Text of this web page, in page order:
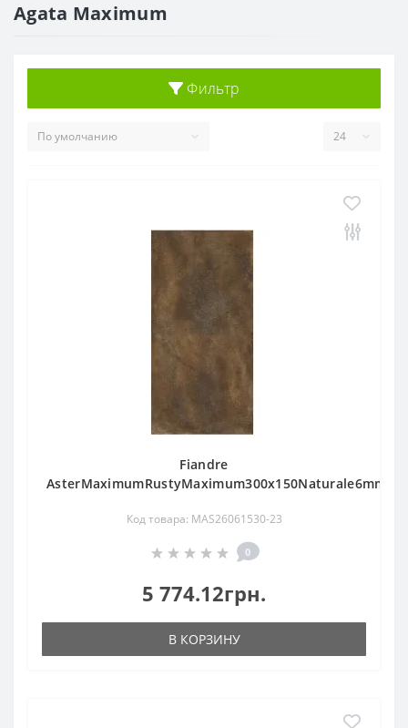
Agata Maximum
Фильтр
Fiandre
Код товара: MAS26061530-23
0
5 774.12грн.
В КОРЗИНУ